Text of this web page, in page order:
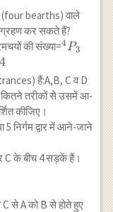
(four bearths) वाले
ग्रहण कर सकते हैं?
की संख्या={}^4 P_3
{(4-
\times 3
\times 2
\times
1=24
4P3
हैं:A,B, C व D
कितने तरीकों से उसमें आ-
कीजिए।
निर्गम द्वार में आने-जाने
के बीच 4 सड़कें हैं।
से A को B से होते हुए